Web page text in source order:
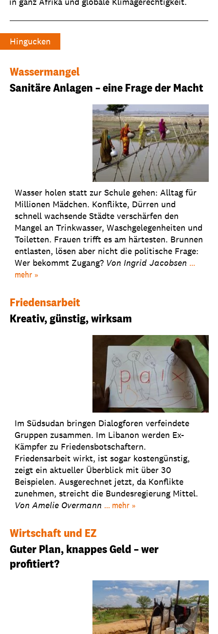
Hingucken
Wassermangel
Sanitäre Anlagen – eine Frage der Macht
Wasser holen statt zur Schule gehen: Alltag für
Millionen Mädchen. Konflikte, Dürren und
schnell wachsende Städte verschärfen den
Mangel an Trinkwasser, Waschgelegenheiten und
Toiletten. Frauen trifft es am härtesten. Brunnen
entlasten, lösen aber nicht die politische Frage:
Wer bekommt Zugang? Von Ingrid Jacobsen ...
mehr
Friedensarbeit
Kreativ, günstig, wirksam
Im Südsudan bringen Dialogforen verfeindete
Gruppen zusammen. Im Libanon werden Ex-
Kämpfer zu Friedensbotschaftern.
Friedensarbeit wirkt, ist sogar kostengünstig,
zeigt ein aktueller Überblick mit über 30
Beispielen. Ausgerechnet jetzt, da Konflikte
zunehmen, streicht die Bundesregierung Mittel.
Von Amelie Overmann ... mehr
Wirtschaft und EZ
Guter Plan, knappes Geld – wer
profitiert?